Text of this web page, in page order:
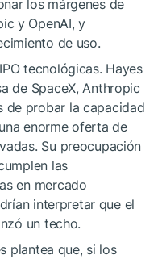
los márgenes de
y OpenAI, y
de uso.
tecnológicas. Hayes
de SpaceX, Anthropic
de probar la capacidad
enorme oferta de
Su preocupación
las
en mercado
interpretar que el
un techo.
plantea que, si los